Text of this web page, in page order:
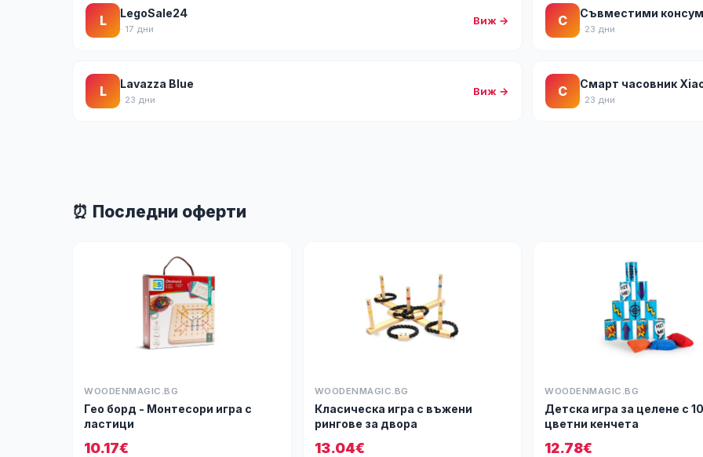
L LegoSale24
· 17 дни
Виж → С Съвместими
· 23 дни
L Lavazza Blue
· 23 дни
Виж → С Смарт часовник
· 23 дни
⏰ Последни оферти
WOODENMAGIC.BG
Гео борд - Монтесори игра с
ластици
10.17€
WOODENMAGIC.BG
Класическа игра с въжени
рингове за двора
13.04€
WOODENMAGIC.BG
Детска игра за целене с 10
цветни кенчета
12.78€